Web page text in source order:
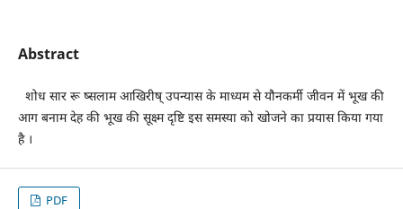
Abstract
शोध सार रू ष्सलाम आखिरीष् उपन्यास के माध्यम से यौनकर्मी जीवन में भूख की
आग बनाम देह की भूख की सूक्ष्म दृष्टि इस समस्या को खोजने का प्रयास किया गया
है ।
PDF